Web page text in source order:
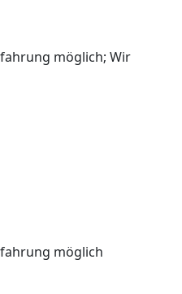
möglich; Wir
möglich